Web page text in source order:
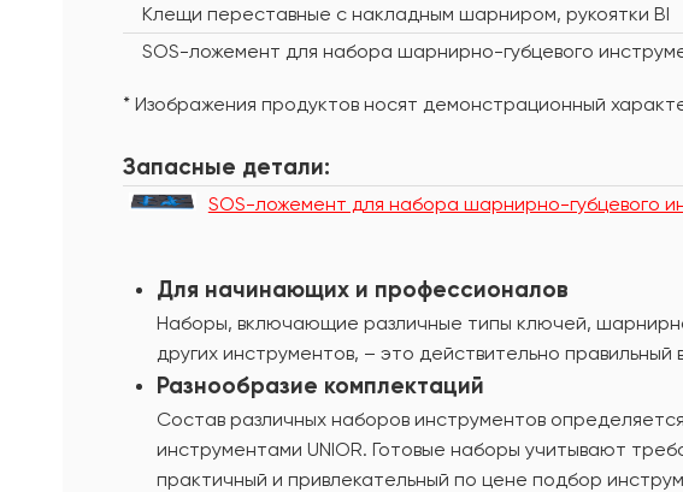
Клещи переставные с накладным шарниром, рукоятки BI
SOS-ложемент для набора шарнирно-губцевого
* Изображения продуктов носят демонстрационный
Запасные детали:
SOS-ложемент для набора шарнирно-губцевого
Для начинающих и профессионалов
Наборы, включающие различные типы ключей,
других инструментов, – это действительно
Разнообразие комплектаций
Состав различных наборов инструментов
инструментами UNIOR. Готовые наборы учитывают
практичный и привлекательный по цене подбор